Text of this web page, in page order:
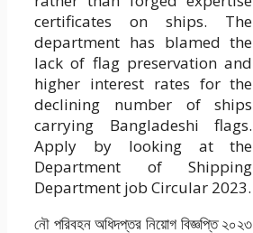
certificates on ships. The
department has blamed the
lack of flag preservation and
higher interest rates for the
declining number of ships
carrying Bangladeshi flags.
Apply by looking at the
Department of Shipping
Department job Circular 2023.
নৌ পরিবহন অধিদপ্তর নিয়োগ বিজ্ঞপ্তি ২০২৩